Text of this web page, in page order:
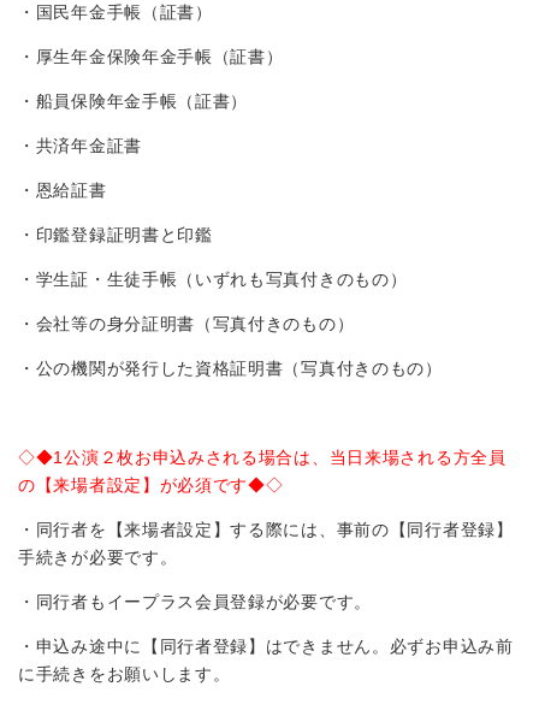
・国民年金手帳（証書）
・厚生年金保険年金手帳（証書）
・船員保険年金手帳（証書）
・共済年金証書
・恩給証書
・印鑑登録証明書と印鑑
・学生証・生徒手帳（いずれも写真付きのもの）
・会社等の身分証明書（写真付きのもの）
・公の機関が発行した資格証明書（写真付きのもの）
◇◆1公演２枚お申込みされる場合は、当日来場される方全員
の【来場者設定】が必須です◆◇
・同行者を【来場者設定】する際には、事前の【同行者登録】
手続きが必要です。
・同行者もイープラス会員登録が必要です。
・申込み途中に【同行者登録】はできません。必ずお申込み前
に手続きをお願いします。